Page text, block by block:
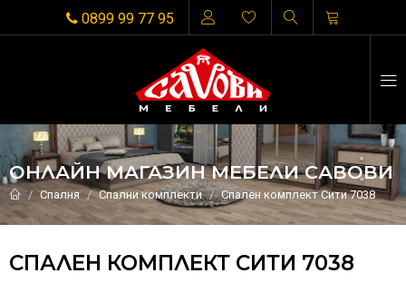
0899 99 77 95
ОНЛАЙН МАГАЗИН МЕБЕЛИ САВОВИ
Спалня Спални комплекти Спален комплект Сити 7038
СПАЛЕН КОМПЛЕКТ СИТИ 7038